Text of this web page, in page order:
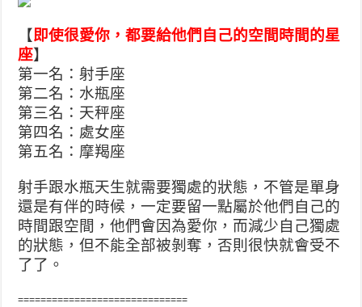
【即使很愛你，都要給他們自己的空間時間的星
座】
第一名：射手座
第二名：水瓶座
第三名：天秤座
第四名：處女座
第五名：摩羯座
射手跟水瓶天生就需要獨處的狀態，不管是單身
還是有伴的時候，一定要留一點屬於他們自己的
時間跟空間，他們會因為愛你，而減少自己獨處
的狀態，但不能全部被剝奪，否則很快就會受不
了了。
==============================